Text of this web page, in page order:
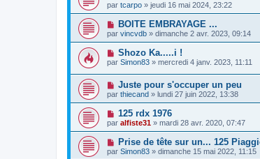
par tcarpo » jeudi 16 mai 2024, 23:22
BOITE EMBRAYAGE ...
par vincvdb » dimanche 2 avr. 2023, 09:14
Shozo Ka.....i !
par Simon83 » mercredi 4 janv. 2023, 11:11
Juste pour s'occuper un peu
par thiecand » lundi 27 juin 2022, 13:38
125 rdx 1976
par alfiste31 » mardi 28 avr. 2020, 07:47
Prise de tête sur un... 125
par Simon83 » dimanche 15 mai 2022, 11:15